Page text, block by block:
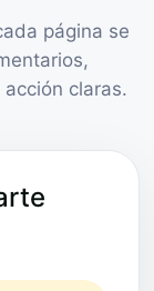
página se
claras.